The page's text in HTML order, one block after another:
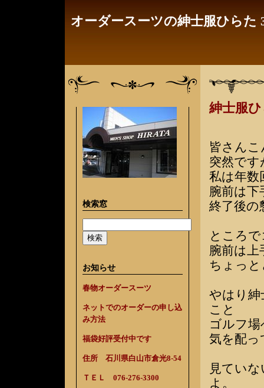
オーダースーツの紳士服ひら
検索窓
お知らせ
春物オーダースーツ
ネットでのオーダーの申し込
み方法
福袋好評受付中です
住所 石川県白山市倉光8-54
ＴＥＬ 076-276-3300
紳士服
皆さん
突然で
私は年数
腕前は下
終了後の
ところ
腕前は
ちょっ
やはり
こと
ゴルフ
気を配
見てい
よ。